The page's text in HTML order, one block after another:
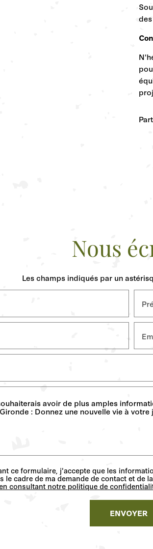
Nous
Les champs indiqués par un
ce formulaire, j'accepte que les
le cadre de ma demande de contact et de
consultant notre politique de